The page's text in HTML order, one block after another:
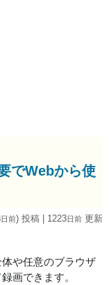
でWebから使
日前) 投稿 | 1223日前 更新
や任意のブラウザ
画できます。